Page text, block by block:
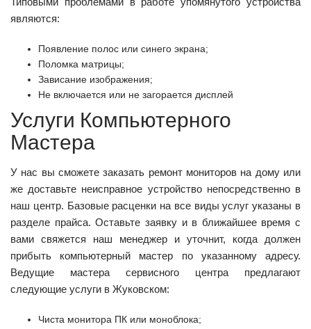
являются:
Появление полос или синего экрана;
Поломка матрицы;
Зависание изображения;
Не включается или не загорается дисплей
Услуги Компьютерного
Мастера
У нас вы сможете заказать ремонт мониторов на дому или
же доставьте неисправное устройство непосредственно в
наш центр. Базовые расценки на все виды услуг указаны в
разделе прайса. Оставьте заявку и в ближайшее время с
вами свяжется наш менеджер и уточнит, когда должен
прибыть компьютерный мастер по указанному адресу.
Ведущие мастера сервисного центра предлагают
следующие услуги в Жуковском:
Чиста монитора ПК или моноблока;